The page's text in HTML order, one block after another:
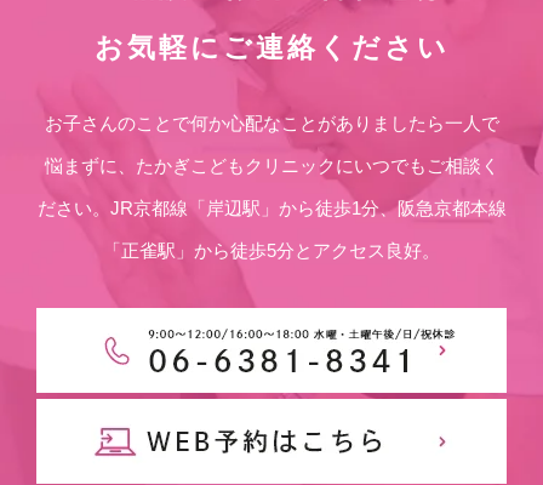
お気軽にご連絡ください
お子さんのことで何か心配なことがありましたら一人で
悩まずに、たかぎこどもクリニックにいつでもご相談く
ださい。JR京都線「岸辺駅」から徒歩1分、阪急京都本線
「正雀駅」から徒歩5分とアクセス良好。